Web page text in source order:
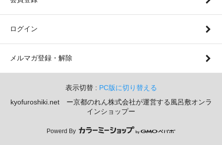
ログイン
メルマガ登録・解除
表示切替 : PC版に切り替える
kyofuroshiki.net ー京都のれん株式会社が運営する風呂敷オンラ
インショップー
Powerd By